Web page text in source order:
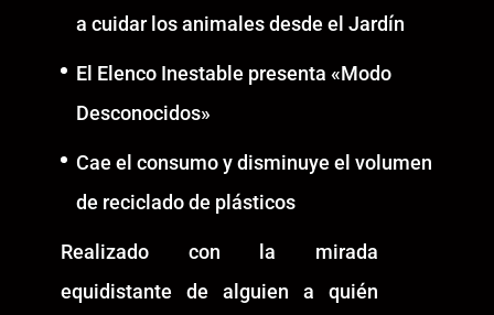
a cuidar los animales desde el Jardín
El Elenco Inestable presenta «Modo
Desconocidos»
Cae el consumo y disminuye el volumen
de reciclado de plásticos
Realizado con la mirada
equidistante de alguien a quién